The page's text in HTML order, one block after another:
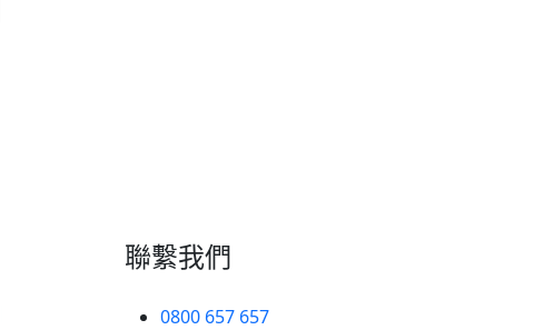
聯繫我們
0800 657 657